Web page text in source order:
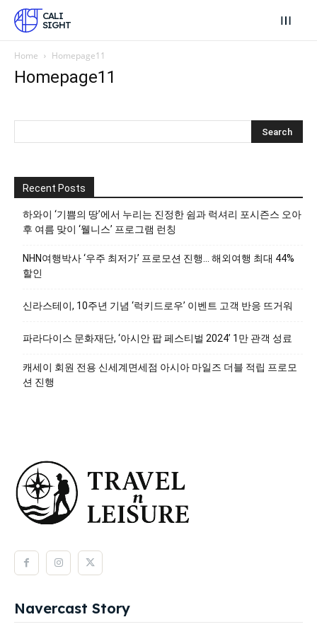
CALI
SIGHT
Home Homepage11
Homepage11
Recent Posts
하와이 ‘기쁨의 땅’에서 누리는 진정한 쉼과 럭셔리 포시즌스 오아
후 여름 맞이 ‘웰니스’ 프로그램 런칭
NHN여행박사 ‘우주 최저가’ 프로모션 진행… 해외여행 최대 44%
할인
신라스테이, 10주년 기념 ‘럭키드로우’ 이벤트 고객 반응 뜨거워
파라다이스 문화재단, ‘아시안 팝 페스티벌 2024’ 1만 관객 성료
캐세이 회원 전용 신세계면세점 아시아 마일즈 더블 적립 프로모
션 진행
Navercast Story